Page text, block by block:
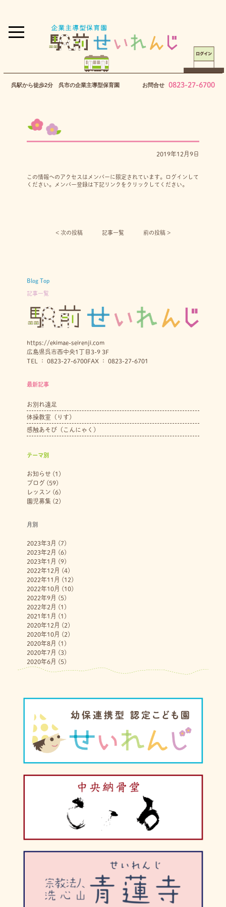
呉駅から徒歩2分 呉市の企業主導型保育園 お問合せ 0823-27-6700
2019年12月9日
この情報へのアクセスはメンバーに限定されています。ログインして
ください。メンバー登録は下記リンクをクリックしてください。
< 次の投稿︎ 記事一覧 前の投稿 >
Blog Top
記事一覧
https://ekimae-seirenji.com
広島県呉市西中央1丁目3-9 3F
TEL ： 0823-27-6700FAX ： 0823-27-6701
最新記事
お別れ遠足
体操教室（りす）
感触あそび（こんにゃく）
テーマ別
お知らせ(1)
ブログ (59)
レッスン (6)
園児募集 (2)
月別
2023年3月 (7)
2023年2月 (6)
2023年1月 (9)
2022年12月 (4)
2022年11月 (12)
2022年10月 (10)
2022年9月 (5)
2022年2月 (1)
2021年1月 (1)
2020年12月 (2)
2020年10月 (2)
2020年8月 (1)
2020年7月 (3)
2020年6月 (5)